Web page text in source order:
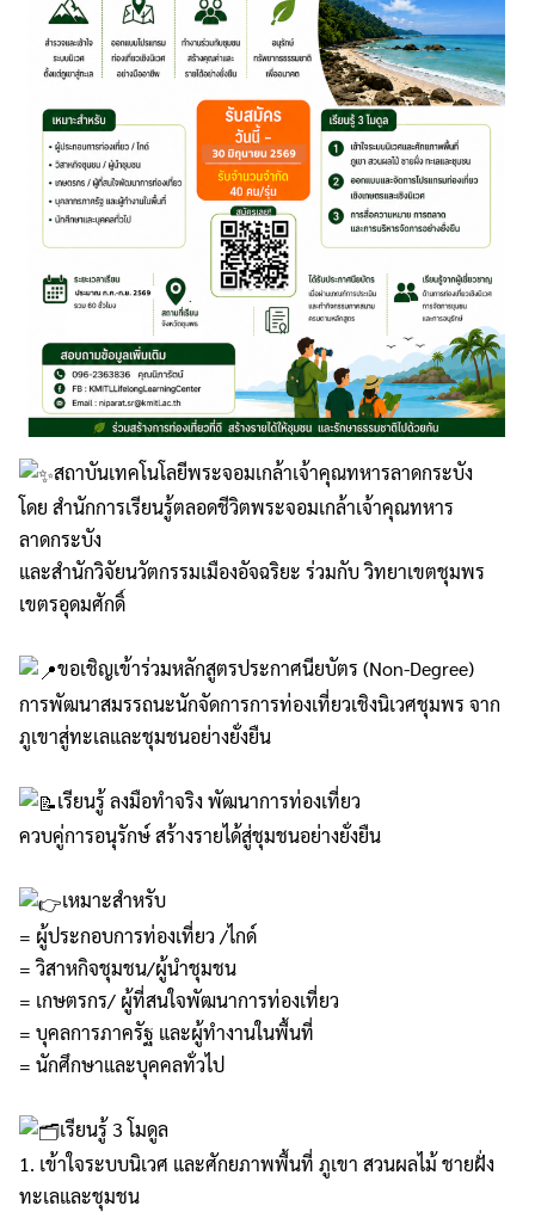
สถาบันเทคโนโลยีพระจอมเกล้าเจ้าคุณทหารลาดกระบัง
โดย สำนักการเรียนรู้ตลอดชีวิตพระจอมเกล้าเจ้าคุณทหาร
ลาดกระบัง
และสำนักวิจัยนวัตกรรมเมืองอัจฉริยะ ร่วมกับ วิทยาเขตชุมพร
เขตรอุดมศักดิ์
ขอเชิญเข้าร่วมหลักสูตรประกาศนียบัตร (Non-Degree)
การพัฒนาสมรรถนะนักจัดการการท่องเที่ยวเชิงนิเวศชุมพร จาก
ภูเขาสู่ทะเลและชุมชนอย่างยั่งยืน
เรียนรู้ ลงมือทำจริง พัฒนาการท่องเที่ยว
ควบคู่การอนุรักษ์ สร้างรายได้สู่ชุมชนอย่างยั่งยืน
เหมาะสำหรับ
= ผู้ประกอบการท่องเที่ยว /ไกด์
= วิสาหกิจชุมชน/ผู้นำชุมชน
= เกษตรกร/ ผู้ที่สนใจพัฒนาการท่องเที่ยว
= บุคลการภาครัฐ และผู้ทำงานในพื้นที่
= นักศึกษาและบุคคลทั่วไป
เรียนรู้ 3 โมดูล
1. เข้าใจระบบนิเวศ และศักยภาพพื้นที่ ภูเขา สวนผลไม้ ชายฝั่ง
ทะเลและชุมชน